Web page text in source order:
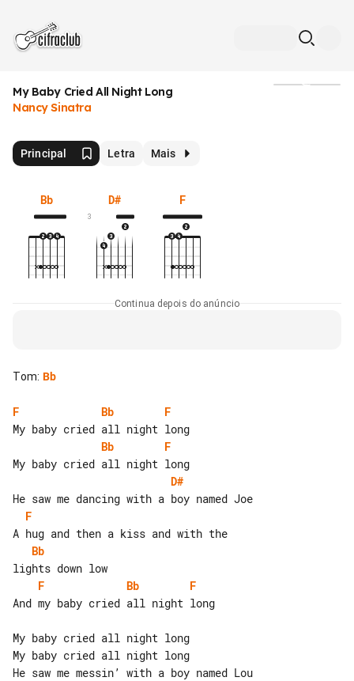
My Baby Cried All Night Long
Nancy Sinatra
Principal Letra Mais
Bb D#
3
F
Continua depois do anúncio
Tom: Bb
F Bb
F
Bb
F
D#
F
Bb
F
Bb
F
And my baby cried all night long
My baby cried all night long
My baby cried all night long
He saw me messin’ with a boy named Lou